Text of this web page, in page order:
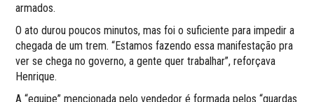
armados.
O ato durou poucos minutos, mas foi o suficiente para impedir a
chegada de um trem. “Estamos fazendo essa manifestação pra
ver se chega no governo, a gente quer trabalhar”, reforçava
Henrique.
A “equipe” mencionada pelo vendedor é formada pelos “guardas